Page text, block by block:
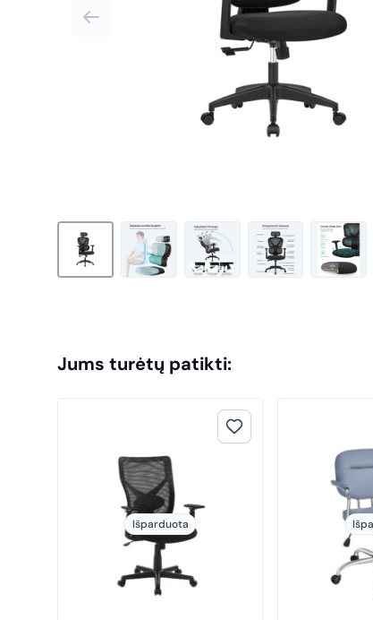
Jums turėtų patikti:
Išparduota